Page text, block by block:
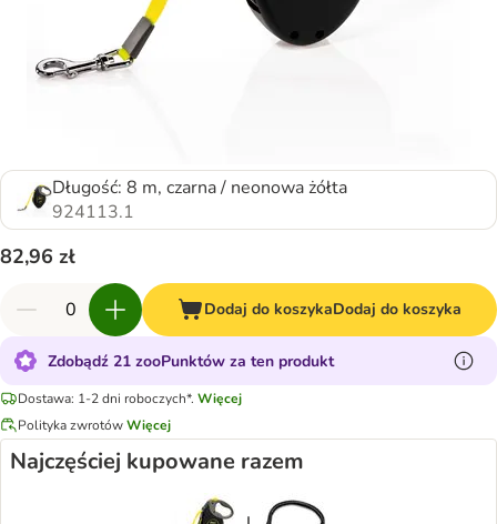
Długość: 8 m, czarna / neonowa żółta
924113.1
82,96 zł
Dodaj do koszykaDodaj do koszyka
Zdobądź 21 zooPunktów za ten produkt
Dostawa: 1-2 dni roboczych*. Więcej
Polityka zwrotówWięcej
Najczęściej kupowane razem